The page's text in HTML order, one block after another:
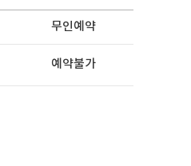
무인예약
예약불가